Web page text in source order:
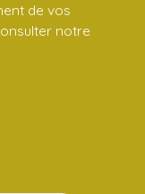
de vos
notre